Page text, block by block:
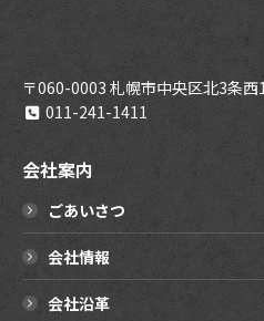
〒060-0003 札幌市中央区北3条
011-241-1411
会社案内
ごあいさつ
会社情報
会社沿革